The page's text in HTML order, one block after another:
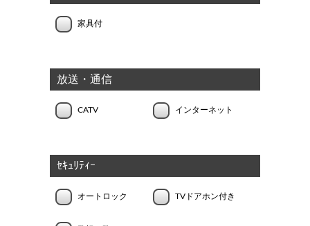
家具付
放送・通信
CATV インターネット
ｾｷｭﾘﾃｨｰ
オートロック TVドアホン付き